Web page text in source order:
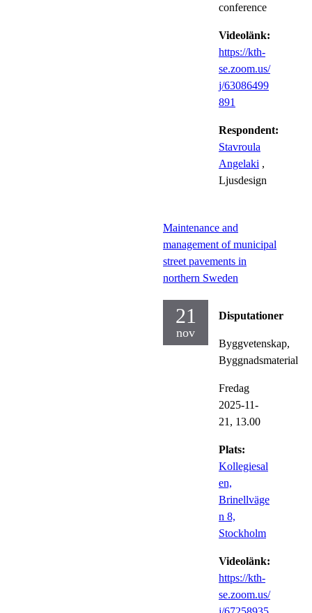
conference
Videolänk:
https://kth-
se.zoom.us/
j/63086499
891
Respondent:
Stavroula
Angelaki ,
Ljusdesign
Maintenance and
management of municipal
street pavements in
northern Sweden
21
nov
Disputationer
Byggvetenskap,
Byggnadsmaterial
Fredag
2025-11-
21, 13.00
Plats:
Kollegiesal
en,
Brinellväge
n 8,
Stockholm
Videolänk:
https://kth-
se.zoom.us/